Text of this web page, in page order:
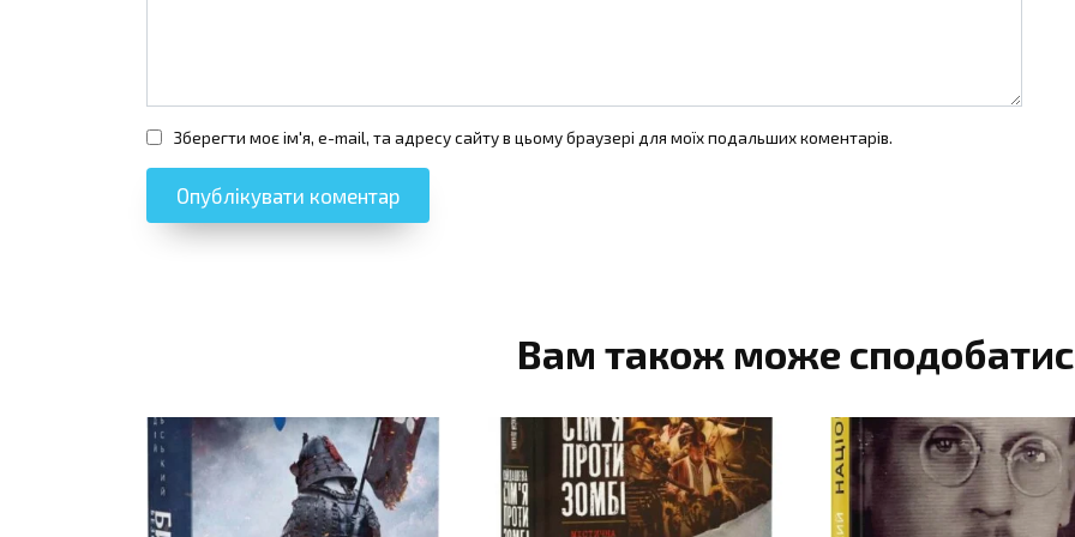
Зберегти моє ім'я, e-mail, та адресу сайту в цьому браузері для моїх подальших коментарів.
Вам також може